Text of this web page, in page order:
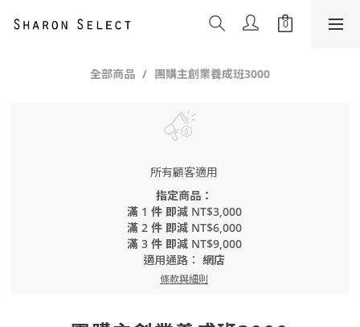
全部商品 團購主創業養成班3000
所有顧客適用
指定商品：
滿 1 件 即減 NT$3,000
滿 2 件 即減 NT$6,000
滿 3 件 即減 NT$9,000
適用通路： 網店
條款與細則